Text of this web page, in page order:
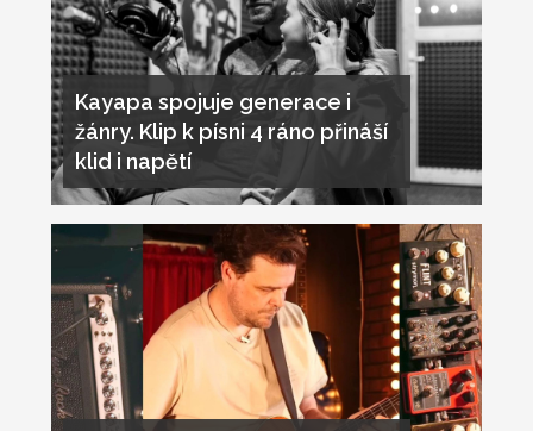
Kayapa spojuje generace i
žánry. Klip k písni 4 ráno přináší
klid i napětí